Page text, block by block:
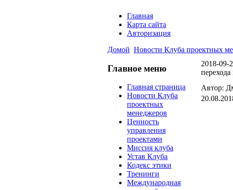
Главная
Карта сайта
Авторизация
Домой Новости Клуба проектных
Главное меню
Главная страница
Новости Клуба
проектных
менеджеров
Ценность
управления
проектами
Миссия клуба
Устав Клуба
Кодекс этики
Тренинги
Международная
2018-09-
Автор: